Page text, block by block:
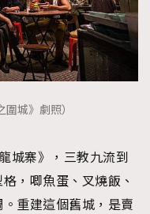
圍城》劇照）
城寨》，三教九流到
，唧魚蛋、叉燒飯、
重建這個舊城，是賣